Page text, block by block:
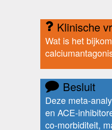
Klinische
Wat is het
Besluit
Deze meta-
en ACE-
co-morbiditeit,